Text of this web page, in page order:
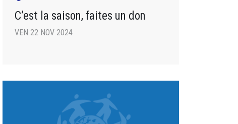
C’est la saison, faites un don
VEN 22 NOV 2024